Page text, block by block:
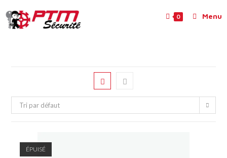
0 Menu
Tri par défaut
ÉPUISÉ